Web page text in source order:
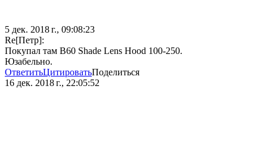
5 дек. 2018 г., 09:08:23
Re[Петр]:
Покупал там B60 Shade Lens Hood 100-250.
Юзабельно.
ОтветитьЦитироватьПоделиться
16 дек. 2018 г., 22:05:52